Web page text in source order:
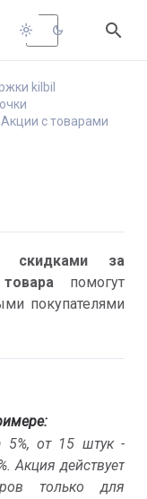
light_mode dark_mode 
kilbil
Акции с товарами
скидками за
помогут
покупателями
5%, от 15 штук -
Акция действует
только для